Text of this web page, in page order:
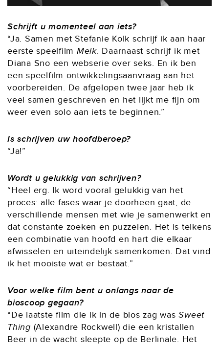
Schrijft u momenteel aan iets?
“Ja. Samen met Stefanie Kolk schrijf ik aan haar
eerste speelfilm Melk. Daarnaast schrijf ik met
Diana Sno een webserie over seks. En ik ben
een speelfilm ontwikkelingsaanvraag aan het
voorbereiden. De afgelopen twee jaar heb ik
veel samen geschreven en het lijkt me fijn om
weer even solo aan iets te beginnen.”
Is schrijven uw hoofdberoep?
“Ja!”
Wordt u gelukkig van schrijven?
“Heel erg. Ik word vooral gelukkig van het
proces: alle fases waar je doorheen gaat, de
verschillende mensen met wie je samenwerkt en
dat constante zoeken en puzzelen. Het is telkens
een combinatie van hoofd en hart die elkaar
afwisselen en uiteindelijk samenkomen. Dat vind
ik het mooiste wat er bestaat.”
Voor welke film bent u onlangs naar de
bioscoop gegaan?
“De laatste film die ik in de bios zag wasSweet
Thing (Alexandre Rockwell) die een kristallen
Beer in de wacht sleepte op de Berlinale. Het